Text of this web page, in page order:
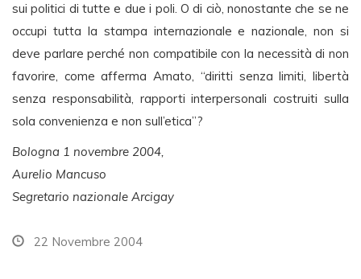
sui politici di tutte e due i poli. O di ciò, nonostante che se ne
occupi tutta la stampa internazionale e nazionale, non si
deve parlare perché non compatibile con la necessità di non
favorire, come afferma Amato, “diritti senza limiti, libertà
senza responsabilità, rapporti interpersonali costruiti sulla
sola convenienza e non sull’etica”?
Bologna 1 novembre 2004,
Aurelio Mancuso
Segretario nazionale Arcigay
22 Novembre 2004